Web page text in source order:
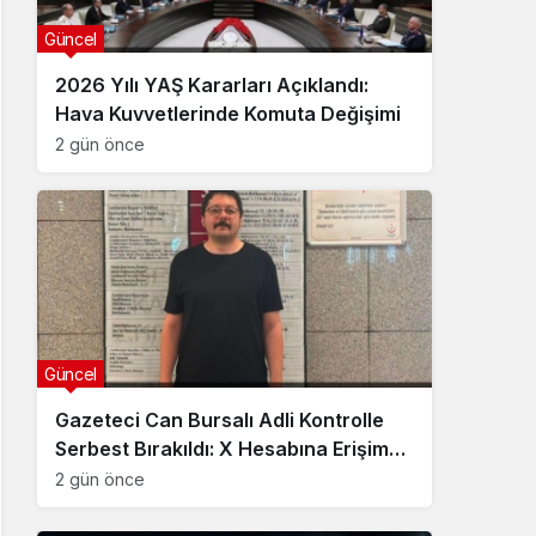
2026 Yılı YAŞ Kararları Açıklandı:
Hava Kuvvetlerinde Komuta Değişimi
2 gün önce
Güncel
Gazeteci Can Bursalı Adli Kontrolle
Serbest Bırakıldı: X Hesabına Erişim
Engeli Getirildi
2 gün önce
Güncel